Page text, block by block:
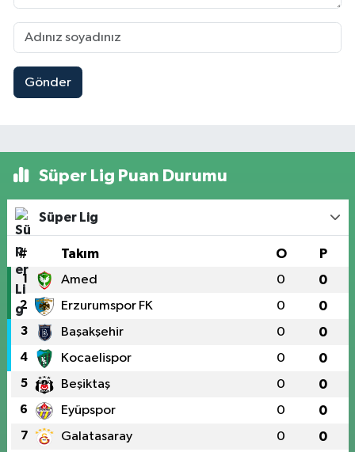
Gönder
Süper Lig Puan Durumu
Süper Lig
# Takım O P
1 Amed 0 0
2 Erzurumspor FK 0 0
3 Başakşehir 0 0
4 Kocaelispor 0 0
5 Beşiktaş 0 0
6 Eyüpspor 0 0
7 Galatasaray 0 0